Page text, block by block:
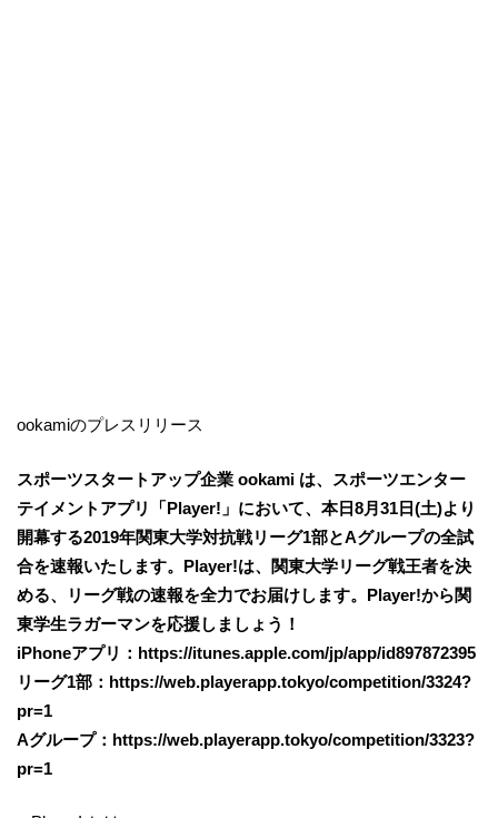
ookamiのプレスリリース
スポーツスタートアップ企業 ookami は、スポーツエンター
テイメントアプリ「Player!」において、本日8月31日(土)より
開幕する2019年関東大学対抗戦リーグ1部とAグループの全試
合を速報いたします。Player!は、関東大学リーグ戦王者を決
める、リーグ戦の速報を全力でお届けします。Player!から関
東学生ラガーマンを応援しましょう！
iPhoneアプリ：https://itunes.apple.com/jp/app/id897872395
リーグ1部：https://web.playerapp.tokyo/competition/3324?
pr=1
Aグループ：https://web.playerapp.tokyo/competition/3323?
pr=1